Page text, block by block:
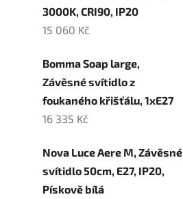
3000K, CRI90, IP20
15 060 Kč
Bomma Soap large,
Závěsné svítidlo z
foukaného křišťálu, 1xE27
16 335 Kč
Nova Luce Aere M, Závěsné
svítidlo 50cm, E27, IP20,
Pískově bílá